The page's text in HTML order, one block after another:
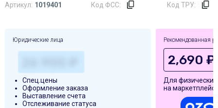
Артикул: 1019401 Код ФСС: Код ТРУ:
Юридические лица
Спец.цены
Оформление заказа
Выставление счета
Отслеживание статуса
Рекомендованная
2,690 ₽
Для
на